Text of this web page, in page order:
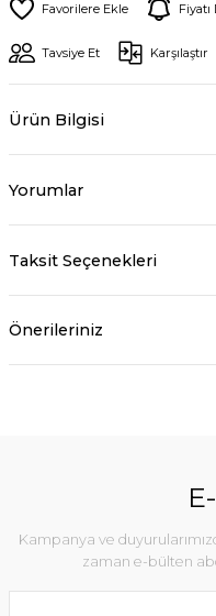
Tavsiye Et Karşılaştır
Ürün Bilgisi
Yorumlar
Taksit Seçenekleri
Önerileriniz
Kampanya ve
zaman e-bülten